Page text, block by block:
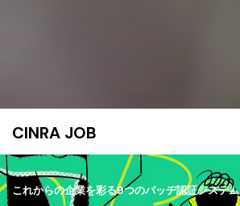
CINRA JOB
これからの企業を彩る9つのバッヂ認証システム